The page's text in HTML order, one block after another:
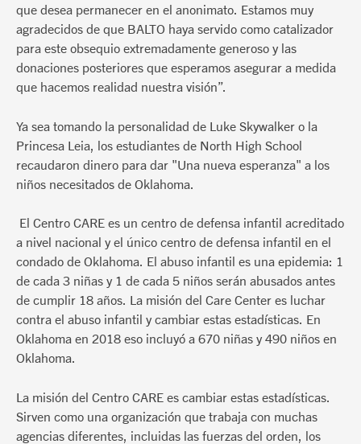
que desea permanecer en el anonimato. Estamos muy
agradecidos de que BALTO haya servido como catalizador
para este obsequio extremadamente generoso y las
donaciones posteriores que esperamos asegurar a medida
que hacemos realidad nuestra visión”.
Ya sea tomando la personalidad de Luke Skywalker o la
Princesa Leia, los estudiantes de North High School
recaudaron dinero para dar "Una nueva esperanza" a los
niños necesitados de Oklahoma.
El Centro CARE es un centro de defensa infantil acreditado
a nivel nacional y el único centro de defensa infantil en el
condado de Oklahoma. El abuso infantil es una epidemia: 1
de cada 3 niñas y 1 de cada 5 niños serán abusados antes
de cumplir 18 años. La misión del Care Center es luchar
contra el abuso infantil y cambiar estas estadísticas. En
Oklahoma en 2018 eso incluyó a 670 niñas y 490 niños en
Oklahoma.
La misión del Centro CARE es cambiar estas estadísticas.
Sirven como una organización que trabaja con muchas
agencias diferentes, incluidas las fuerzas del orden, los